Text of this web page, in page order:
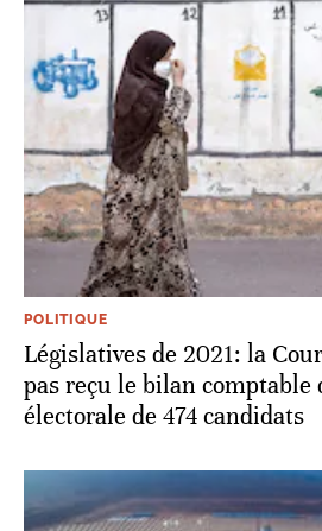
POLITIQUE
Législatives de 2021: la
pas reçu le bilan comptable
électorale de 474 candidats